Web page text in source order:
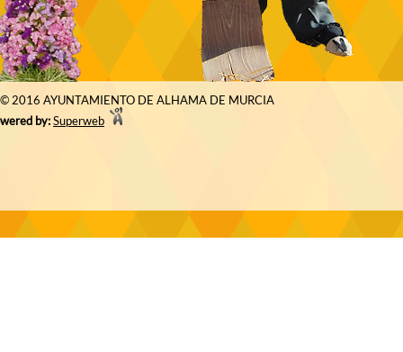
© 2016 AYUNTAMIENTO DE ALHAMA DE MURCIA
by:Superweb